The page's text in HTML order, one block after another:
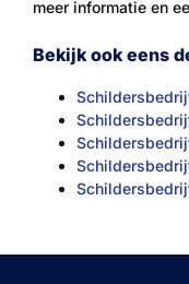
meer informatie en
Bekijk ook eens